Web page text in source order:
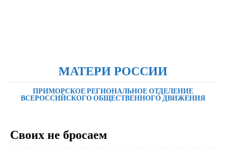
МАТЕРИ РОССИИ
ПРИМОРСКОЕ РЕГИОНАЛЬНОЕ ОТДЕЛЕНИЕ
ВСЕРОССИЙСКОГО ОБЩЕСТВЕННОГО ДВИЖЕНИЯ
Своих не бросаем